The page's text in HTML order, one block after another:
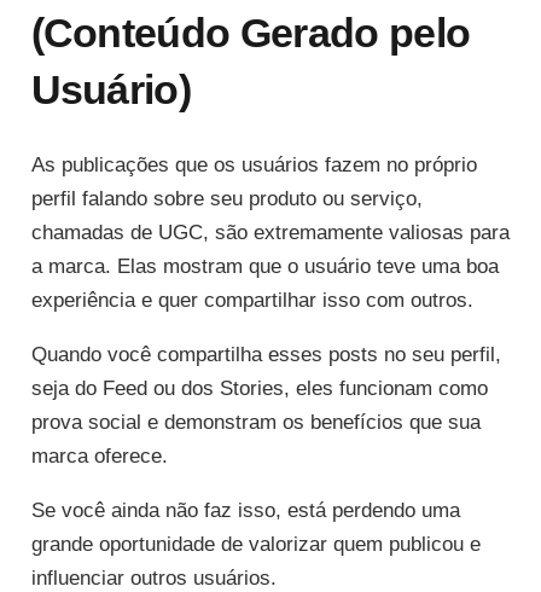
(Conteúdo Gerado pelo
Usuário)
As publicações que os usuários fazem no próprio
perfil falando sobre seu produto ou serviço,
chamadas de UGC, são extremamente valiosas para
a marca. Elas mostram que o usuário teve uma boa
experiência e quer compartilhar isso com outros.
Quando você compartilha esses posts no seu perfil,
seja do Feed ou dos Stories, eles funcionam como
prova social e demonstram os benefícios que sua
marca oferece.
Se você ainda não faz isso, está perdendo uma
grande oportunidade de valorizar quem publicou e
influenciar outros usuários.